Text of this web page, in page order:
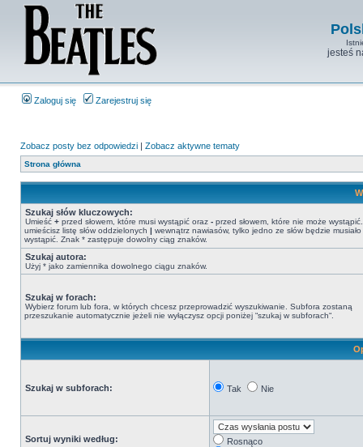
jesteś
Zaloguj się Zarejestruj się
Zobacz posty bez odpowiedzi | Zobacz aktywne tematy
Strona główna
Szukaj słów kluczowych:
Umieść + przed słowem, które musi wystąpić oraz - przed słowem, które nie może
umieścisz listę słów oddzielonych | wewnątrz nawiasów, tylko jedno ze słów będzie musiało
wystąpić. Znak * zastępuje dowolny ciąg znaków.
Szukaj autora:
Użyj * jako zamiennika dowolnego ciągu znaków.
Szukaj w forach:
Wybierz forum lub fora, w których chcesz przeprowadzić wyszukiwanie. Subfora zostaną
przeszukanie automatycznie jeżeli nie wyłączysz opcji poniżej “szukaj w subforach“.
Szukaj w subforach: Tak Nie
Sortuj wyniki według:
Rosnąco